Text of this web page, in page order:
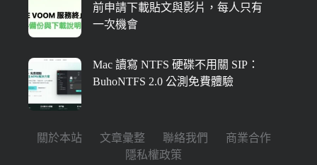
前申請下載貼文與影片，每人只有
一次機會
Mac 讀寫 NTFS 硬碟不用關 SIP：
BuhoNTFS 2.0 公測免費體驗
關於本站 文章彙整 聯絡我們
商業合作
隱私權政策